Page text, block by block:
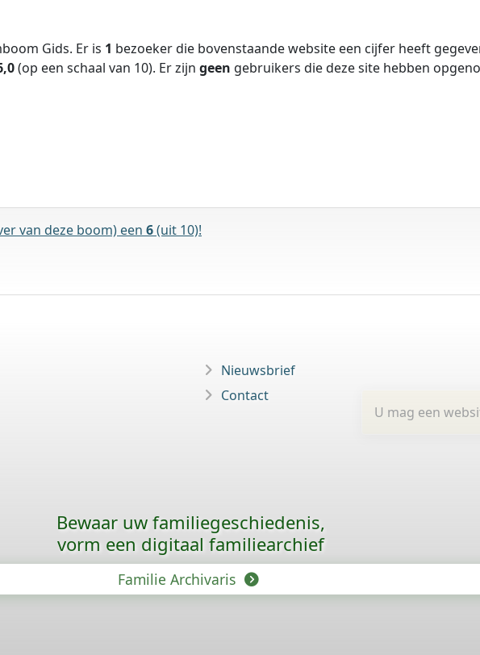
Gids. Er is 1 bezoeker die bovenstaande website een cijfer heeft
(op een schaal van 10). Er zijn geen gebruikers die deze site hebben
van deze boom) een 6(uit 10)!
U mag een
Nieuwsbrief
Contact
Bewaar uw familie­geschiedenis,
vorm een digitaal familiearchief
Familie Archivaris